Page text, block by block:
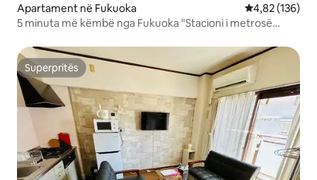
Apartament në Fukuoka Vlerësimi
4,82 (136)
5 minuta më këmbë nga Fukuoka "Stacioni i metrosë
krevat dopio dhe 1 divan krevat.
Superpritës
Superpritës